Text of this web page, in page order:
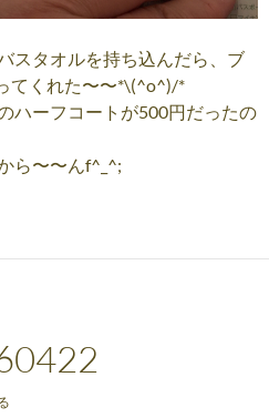
スタオルを持ち込んだら、ブ
てくれた〜〜*\(^o^)/*
ハーフコートが500円だったの
ら〜〜んf^_^;